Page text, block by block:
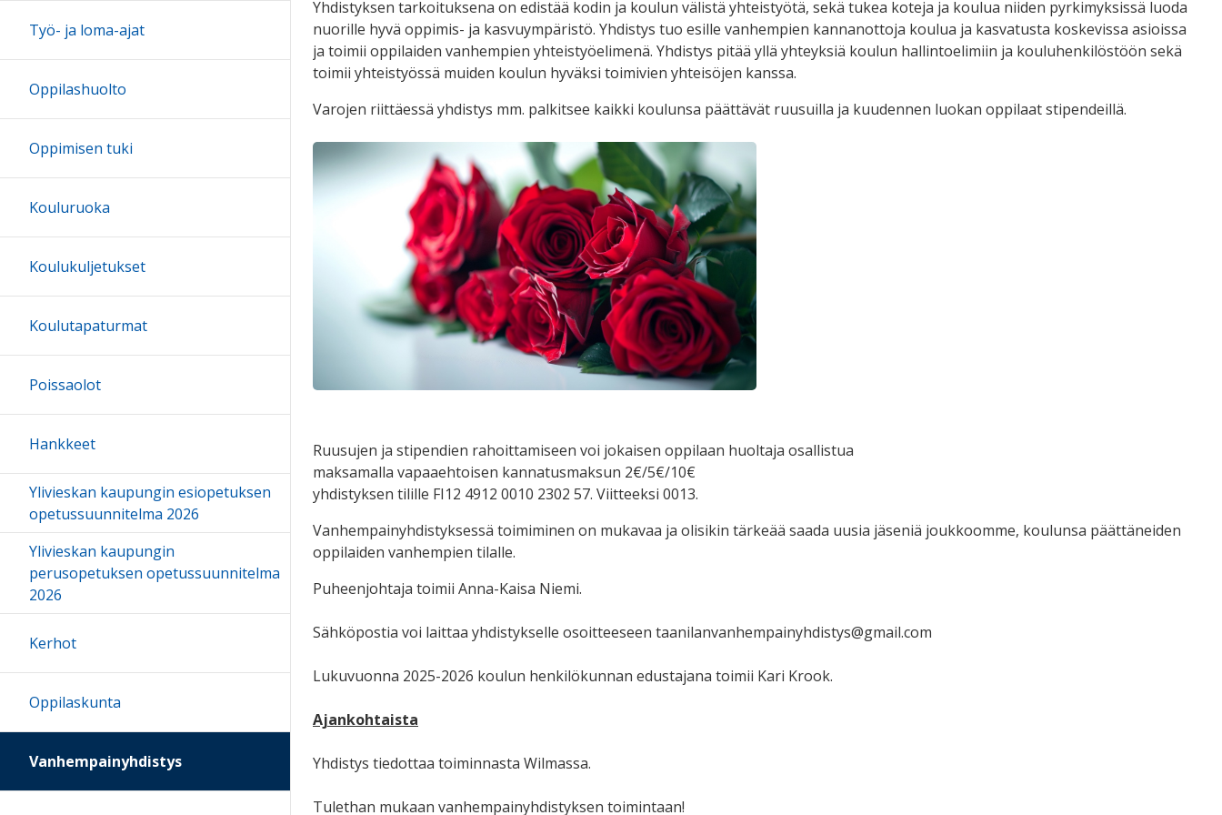
Yhdistyksen tarkoituksena on edistää kodin ja koulun välistä yhteistyötä, sekä tukea koteja ja koulua niiden pyrkimyksissä luoda
nuorille hyvä oppimis- ja kasvuympäristö. Yhdistys tuo esille vanhempien kannanottoja koulua ja kasvatusta koskevissa asioissa
ja toimii oppilaiden vanhempien yhteistyöelimenä. Yhdistys pitää yllä yhteyksiä koulun hallintoelimiin ja kouluhenkilöstöön sekä
toimii yhteistyössä muiden koulun hyväksi toimivien yhteisöjen kanssa.
Varojen riittäessä yhdistys mm. palkitsee kaikki koulunsa päättävät ruusuilla ja kuudennen luokan oppilaat stipendeillä.
Ruusujen ja stipendien rahoittamiseen voi jokaisen oppilaan huoltaja osallistua
maksamalla vapaaehtoisen kannatusmaksun 2€/5€/10€
yhdistyksen tilille FI12 4912 0010 2302 57. Viitteeksi 0013.
Vanhempainyhdistyksessä toimiminen on mukavaa ja olisikin tärkeää saada uusia jäseniä joukkoomme, koulunsa päättäneiden
oppilaiden vanhempien tilalle.
Puheenjohtaja toimii Anna-Kaisa Niemi.
Sähköpostia voi laittaa yhdistykselle osoitteeseen taanilanvanhempainyhdistys@gmail.com
Lukuvuonna 2025-2026 koulun henkilökunnan edustajana toimii Kari Krook.
Ajankohtaista
Yhdistys tiedottaa toiminnasta Wilmassa.
Tulethan mukaan vanhempainyhdistyksen toimintaan!
Työ- ja loma-ajat
Oppilashuolto
Oppimisen tuki
Kouluruoka
Koulukuljetukset
Koulutapaturmat
Poissaolot
Hankkeet
Ylivieskan kaupungin esiopetuksen
opetussuunnitelma 2026
Ylivieskan kaupungin
perusopetuksen opetussuunnitelma
2026
Kerhot
Oppilaskunta
Vanhempainyhdistys